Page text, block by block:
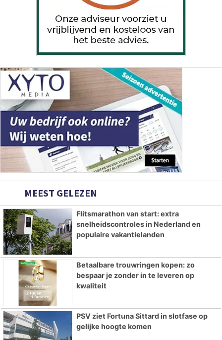
MEEST GELEZEN
Flitsmarathon van start: extra
snelheidscontroles in Nederland en
populaire vakantielanden
Betaalbare trouwringen kopen: zo
bespaar je zonder in te leveren op
kwaliteit
PSV ziet Fortuna Sittard in slotfase op
gelijke hoogte komen